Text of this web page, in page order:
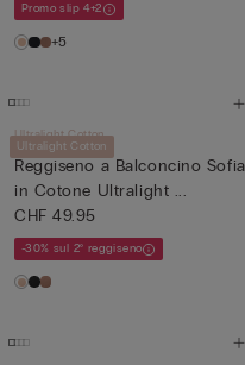
Promo slip 4+2
+5
Ultralight Cotton
Ultralight Cotton
Reggiseno a Balconcino Sofia
in Cotone Ultralight ...
CHF 49.95
-30% sul 2° reggiseno